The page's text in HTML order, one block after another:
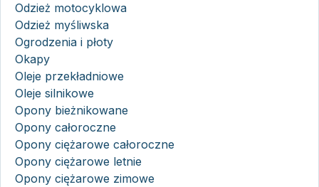
Odzież motocyklowa
Odzież myśliwska
Ogrodzenia i płoty
Okapy
Oleje przekładniowe
Oleje silnikowe
Opony bieżnikowane
Opony całoroczne
Opony ciężarowe całoroczne
Opony ciężarowe letnie
Opony ciężarowe zimowe